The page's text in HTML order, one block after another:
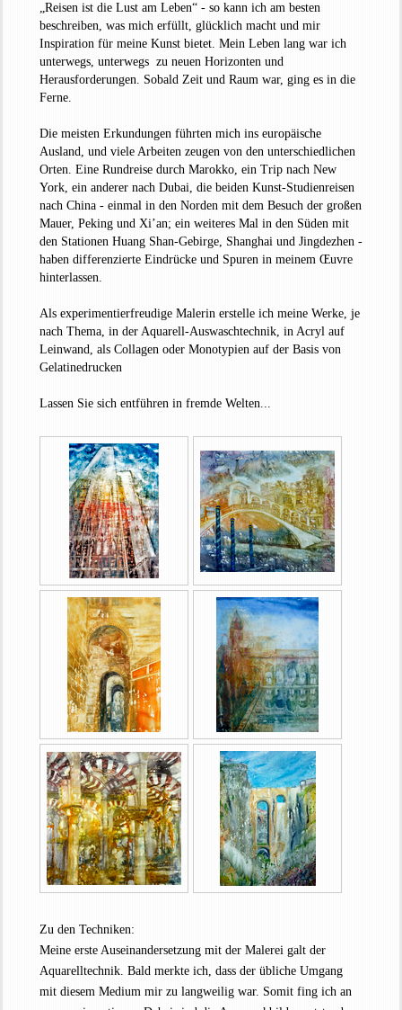
„Reisen ist die Lust am Leben“ - so kann ich am besten
beschreiben, was mich erfüllt, glücklich macht und mir
Inspiration für meine Kunst bietet. Mein Leben lang war ich
unterwegs, unterwegs zu neuen Horizonten und
Herausforderungen. Sobald Zeit und Raum war, ging es in die
Ferne.
Die meisten Erkundungen führten mich ins europäische
Ausland, und viele Arbeiten zeugen von den unterschiedlichen
Orten. Eine Rundreise durch Marokko, ein Trip nach New
York, ein anderer nach Dubai, die beiden Kunst-Studienreisen
nach China - einmal in den Norden mit dem Besuch der großen
Mauer, Peking und Xi’an; ein weiteres Mal in den Süden mit
den Stationen Huang Shan-Gebirge, Shanghai und Jingdezhen -
haben differenzierte Eindrücke und Spuren in meinem Œuvre
hinterlassen.
Als experimentierfreudige Malerin erstelle ich meine Werke, je
nach Thema, in der Aquarell-Auswaschtechnik, in Acryl auf
Leinwand, als Collagen oder Monotypien auf der Basis von
Gelatinedrucken
Lassen Sie sich entführen in fremde Welten...
Zu den Techniken:
Meine erste Auseinandersetzung mit der Malerei galt der
Aquarelltechnik. Bald merkte ich, dass der übliche Umgang
mit diesem Medium mir zu langweilig war. Somit fing ich an